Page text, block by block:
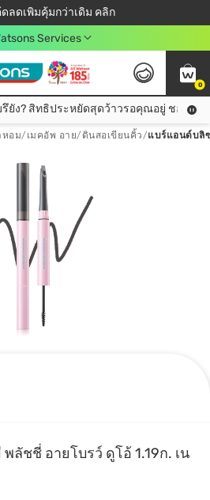
ดลดเพิ่มคุ้มกว่าเดิม คลิก
ครั้งแรก ลดเพิ่มจุก ๆ 10%! 🎉
งฟรี! เมื่อชอป 499฿
กวัตสัน คลับดียังไง?
Services
0
มีบัตรสมาชิกวัตสัน คลับรึยัง? สิทธิประหยัดสุดว้าวรอคุณอยู่ ชอปคุ้มกว่าเดิม คลิก!
ยัง? สิทธิประหยัดสุดว้าวรอคุณอยู่ ชอปคุ้มก
หอม/ เมคอัพ อาย/ ดินสอเขียนคิ้ว/แบร์แอนด์บลิซ
ลัชชี่ อายโบรว์ ดูโอ้ 1.19ก. เน